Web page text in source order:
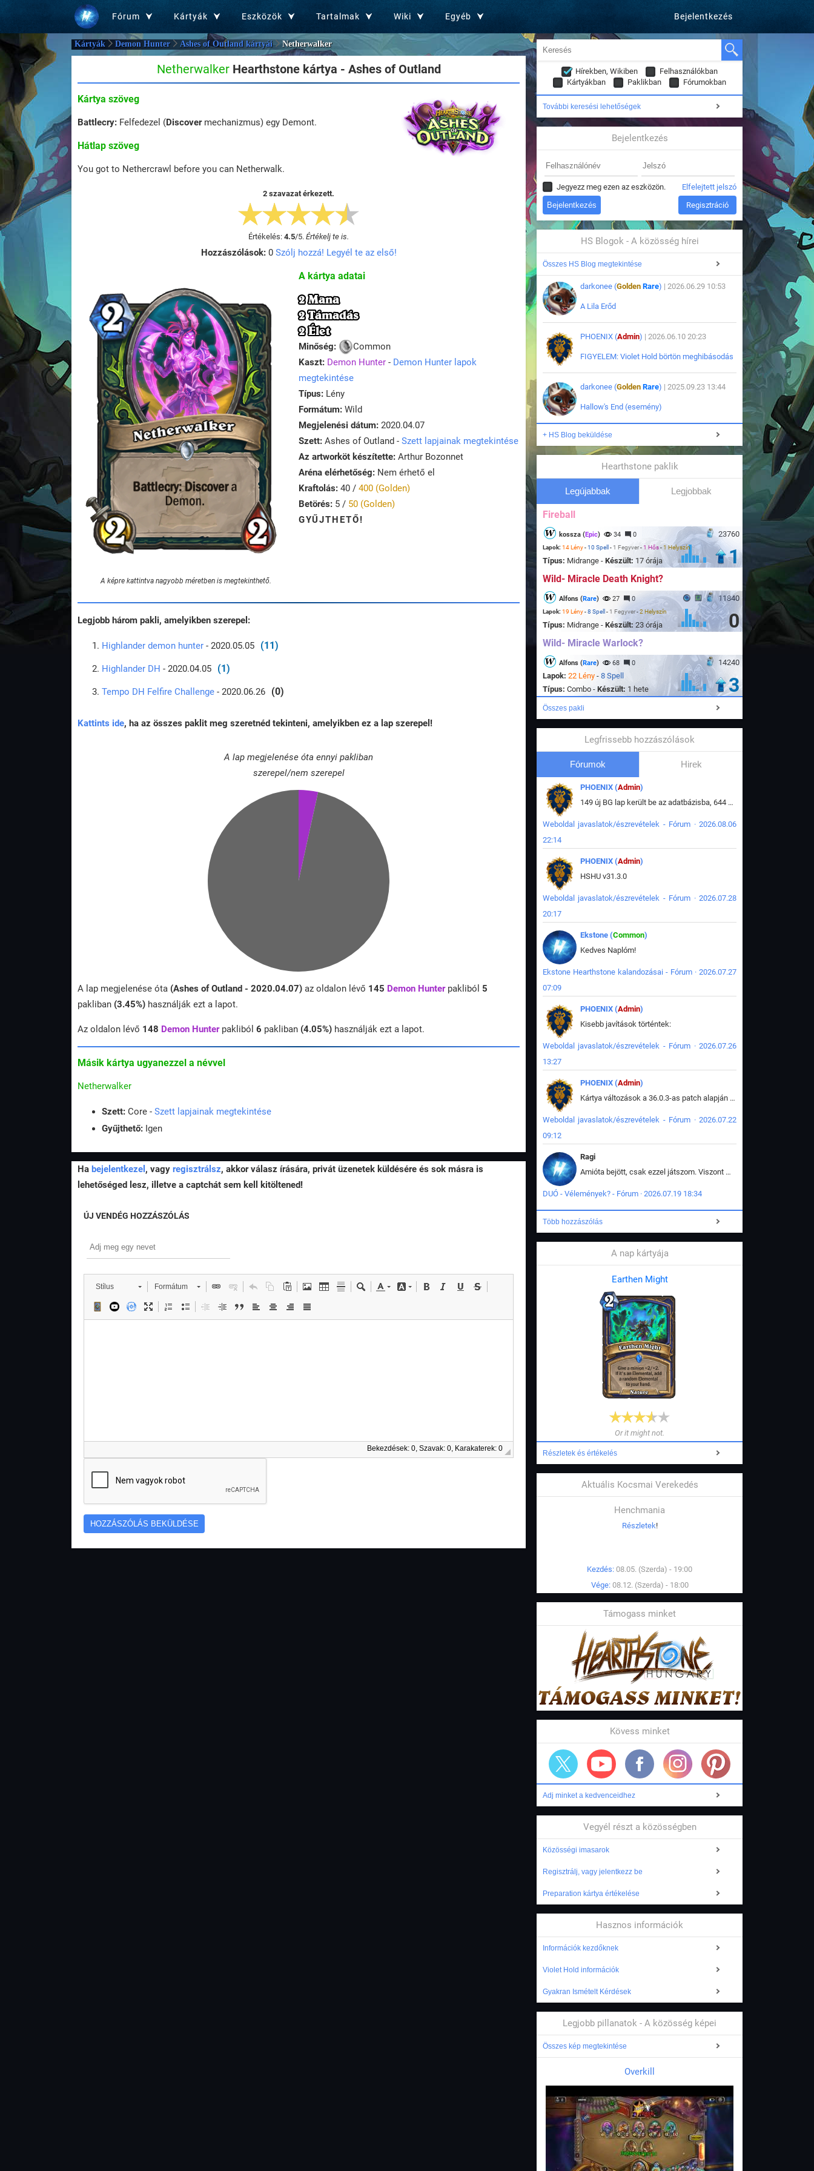
Fórum Kártyák Eszközök Tartalmak Wiki Egyéb Bejelentkezés
Kártyák Demon Hunter Ashes of Outland kártyái Netherwalker
NetherwalkerHearthstone kártya - Ashes of Outland
Kártya szöveg
Battlecry: Felfedezel (Discovermechanizmus) egy Demont.
Hátlap szöveg
You got to Nethercrawl before you can Netherwalk.
2 szavazat érkezett.
Értékelés: 4.5/5. Értékelj te is.
Hozzászólások:0 Szólj hozzá! Legyél te az első!
A képre kattintva nagyobb méretben is megtekinthető.
A kártya adatai
2 Mana
2 Támadás
2 Élet
Minőség:
Common
Kaszt: Demon Hunter - Demon Hunter lapok
megtekintése
Típus: Lény
Formátum: Wild
Megjelenési dátum: 2020.04.07
Szett: Ashes of Outland - Szett lapjainak megtekintése
Az artworköt készítette: Arthur Bozonnet
Aréna elérhetőség: Nem érhető el
Kraftolás: 40 / 400 (Golden)
Betörés: 5 / 50 (Golden)
GYŰJTHETŐ!
Legjobb három pakli, amelyikben szerepel:
Highlander demon hunter - 2020.05.05 (11)
Highlander DH - 2020.04.05 (1)
Tempo DH Felfire Challenge - 2020.06.26 (0)
Kattints ide, ha az összes paklit meg szeretnéd tekinteni, amelyikben ez a lap szerepel!
A lap megjelenése óta ennyi pakliban
szerepel/nem szerepel
A lap megjelenése óta (Ashes of Outland - 2020.04.07) az oldalon lévő 145 Demon Hunterpakliból 5
pakliban (3.45%) használják ezt a lapot.
Az oldalon lévő 148 Demon Hunterpakliból 6 pakliban (4.05%) használják ezt a lapot.
Másik kártya ugyanezzel a névvel
Netherwalker
Szett: Core - Szett lapjainak megtekintése
Gyűjthető: Igen
Ha bejelentkezel , vagy regisztrálsz, akkor válasz írására, privát üzenetek küldésére és sok másra is
lehetőséged lesz, illetve a captchát sem kell kitöltened!
ÚJ VENDÉG HOZZÁSZÓLÁS
Stílus Formátum
Bekezdések: 0, Szavak: 0, Karakaterek: 0
Hírekben, Wikiben
Felhasználókban
Kártyákban
Paklikban Fórumokban
További keresési lehetőségek
Bejelentkezés
Jegyezz meg ezen az eszközön. Elfelejtett jelszó
Regisztráció
HS Blogok - A közösség hírei
Összes HS Blog megtekintése
darkonee (Golden Rare) | 2026.06.29 10:53
A Lila Erőd
PHOENIX (Admin) | 2026.06.10 20:23
FIGYELEM: Violet Hold börtön meghibásodás
darkonee (Golden Rare) | 2025.09.23 13:44
Hallow's End (esemény)
+ HS Blog beküldése
Hearthstone paklik
Legújabbak Legjobbak
Fireball
23760
kossza (Epic) 34 0
Lapok: 14 Lény-10 Spell - 1 Fegyver-1 Hős-1 Helyszín
Típus: Midrange - Készült: 17 órája 1
Wild- Miracle Death Knight?
11840
Alfons (Rare) 27 0
Lapok: 19 Lény-8 Spell - 1 Fegyver-2 Helyszín
Típus: Midrange - Készült: 23 órája 0
Wild- Miracle Warlock?
14240
Alfons (Rare) 68 0
Lapok: 22 Lény - 8 Spell
Típus: Combo - Készült: 1 hete 3
Összes pakli
Legfrissebb hozzászólások
Fórumok Hirek
PHOENIX (Admin)
149 új BG lap került be az adatbázisba, 644 db meglévő BG lap módosult, bekerültek az új képek a megváltozott lapokhoz is.
Weboldal javaslatok/észrevételek - Fórum · 2026.08.06
22:14
PHOENIX (Admin)
HSHU v31.3.0
Weboldal javaslatok/észrevételek - Fórum · 2026.07.28
20:17
Ekstone (Common)
Kedves Naplóm!
Ekstone Hearthstone kalandozásai - Fórum · 2026.07.27
07:09
PHOENIX (Admin)
Kisebb javítások történtek:
Weboldal javaslatok/észrevételek - Fórum · 2026.07.26
13:27
PHOENIX (Admin)
Kártya változások a 36.0.3-as patch alapján frissítve az adatbázisban (képek is cserélve).
Weboldal javaslatok/észrevételek - Fórum · 2026.07.22
09:12
Ragi
Amióta bejött, csak ezzel játszom. Viszont mint minden más - akár az alapjáték is, ez is baromira összetett lett. Néha már pár kör után is esélytelen az egész. Vagy irreállisan túltápol valaki, vagy lelép a partner, vagy csak hülye mint a segg. És amikor eljönne az én időm, na akkor jön el mindenki másé is. Engem jobban érdekelne, hogy ki milyen ratingen szokott játszani. Na ez lenne egy érdekes adat.
DUÓ - Vélemények? - Fórum · 2026.07.19 18:34
Több hozzászólás
A nap kártyája
Earthen Might
Or it might not.
Részletek és értékelés
Aktuális Kocsmai Verekedés
Henchmania
Részletek!
Kezdés: 08.05. (Szerda) - 19:00
Vége: 08.12. (Szerda) - 18:00
Támogass minket
Kövess minket
Adj minket a kedvenceidhez
Vegyél részt a közösségben
Közösségi imasarok
Regisztrálj, vagy jelentkezz be
Preparation kártya értékelése
Hasznos információk
Információk kezdőknek
Violet Hold információk
Gyakran Ismételt Kérdések
Legjobb pillanatok - A közösség képei
Összes kép megtekintése
Overkill